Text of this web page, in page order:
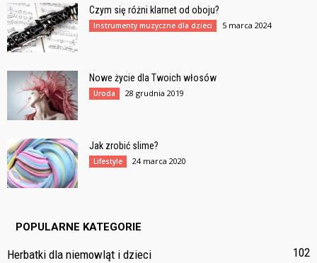
Czym się różni klarnet od oboju?
Instrumenty muzyczne dla dzieci 5 marca 2024
Nowe życie dla Twoich włosów
Uroda 28 grudnia 2019
Jak zrobić slime?
Lifestyle 24 marca 2020
POPULARNE KATEGORIE
Herbatki dla niemowląt i dzieci
102